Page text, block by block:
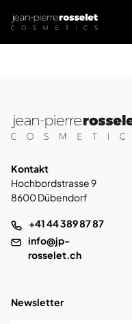
Kontakt
Hochbordstrasse 9
8600 Dübendorf
+41 44 389 87 87
info@jp-
rosselet.ch
Newsletter